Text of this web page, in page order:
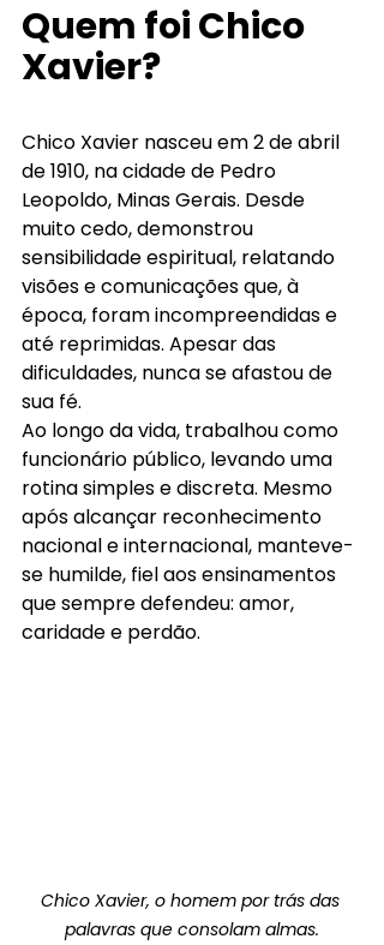
Quem foi Chico
Xavier?
Chico Xavier nasceu em 2 de abril
de 1910, na cidade de Pedro
Leopoldo, Minas Gerais. Desde
muito cedo, demonstrou
sensibilidade espiritual, relatando
visões e comunicações que, à
época, foram incompreendidas e
até reprimidas. Apesar das
dificuldades, nunca se afastou de
sua fé.
Ao longo da vida, trabalhou como
funcionário público, levando uma
rotina simples e discreta. Mesmo
após alcançar reconhecimento
nacional e internacional, manteve-
se humilde, fiel aos ensinamentos
que sempre defendeu: amor,
caridade e perdão.
Chico Xavier, o homem por trás das
palavras que consolam almas.